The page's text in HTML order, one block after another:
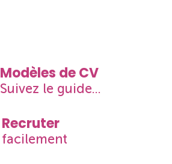
Modèles de CV
Suivez le guide...
Recruter
facilement